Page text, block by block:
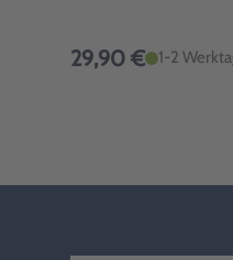
29,90 € 1-2